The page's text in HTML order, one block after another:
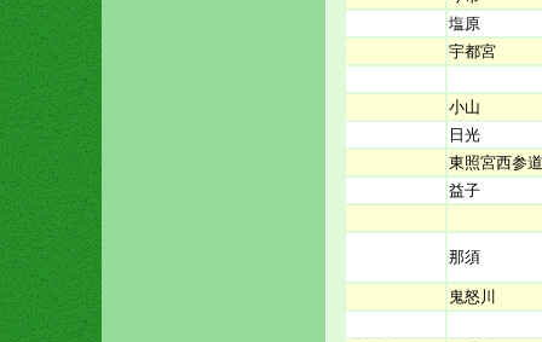
塩原
宇都宮
小山
日光
東照宮西参道
益子
那須
鬼怒川